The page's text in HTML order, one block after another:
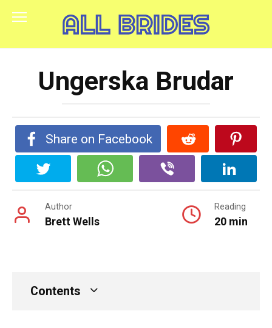
Ungerska Brudar
Share on Facebook
Author
Brett Wells
Reading
20 min
Contents